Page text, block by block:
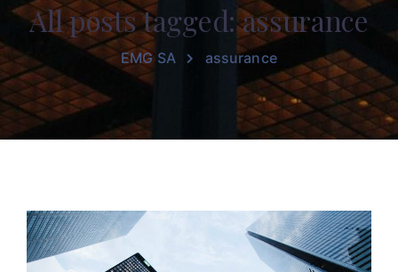
All posts tagged: assurance
EMG SA assurance